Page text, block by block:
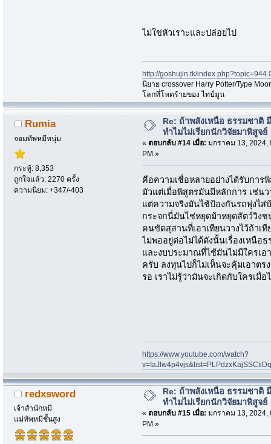
ไม่ใข่หัวเราะและปล่อยไป
http://goshujin.tk/
นิยาย crossover Harry Potter/Type
โลกที่โหดร้ายของ ไทป์มูน
Rumia
จอมทัพหมีหนุ่ม
กระทู้: 8,353
ถูกใจแล้ว: 2270 ครั้ง
ความนิยม: +347/-403
Re: ถ้าพลังเหนือ ธรรมชาติ
ทำไมไม่เรียกนักวิจัยมาพิสูจย์
« ตอบกลับ #14 เมื่อ: มกราคม 13, 2024,
PM »
คือความเชื่อหลายอย่างได้รับการ
มัวแต่เมื่อพิสูตรมันมีหลักการ เช่น
แต่ความจริงมันไช้ป้องกันรถพุ่งไส่
กระจกนี่มันไช่หยุดม้าหยุดสัตว์วิง
คนขัดสุสานที่เอาเทียนวางไว้ถ้าเ
ไม่พออยู่ต่อไม่ได้ดังนั้นเรื่องเหนื
และงบประมาณที่ไช้มันไม่มีใครเอ
ครับ ลงทุนไปก็ไม่เห็นจะคุ้มเอาตร
รอ เราไม่รู้ว่ามันจะเกิดกับใครเมื่
https://www.youtube.com/watch?
redxsword
เจ้าสำนักหมี
แม่ทัพหมีชั้นสูง
Re: ถ้าพลังเหนือ ธรรมชาติ
ทำไมไม่เรียกนักวิจัยมาพิสูจย์
« ตอบกลับ #15 เมื่อ: มกราคม 13, 2024,
PM »